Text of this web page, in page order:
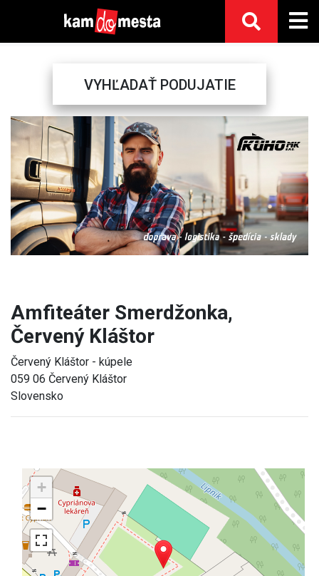
VYHĽADAŤ PODUJATIE
Previous Next
Amfiteáter Smerdžonka,
Červený Kláštor
Červený Kláštor - kúpele
059 06 Červený Kláštor
Slovensko
+
−